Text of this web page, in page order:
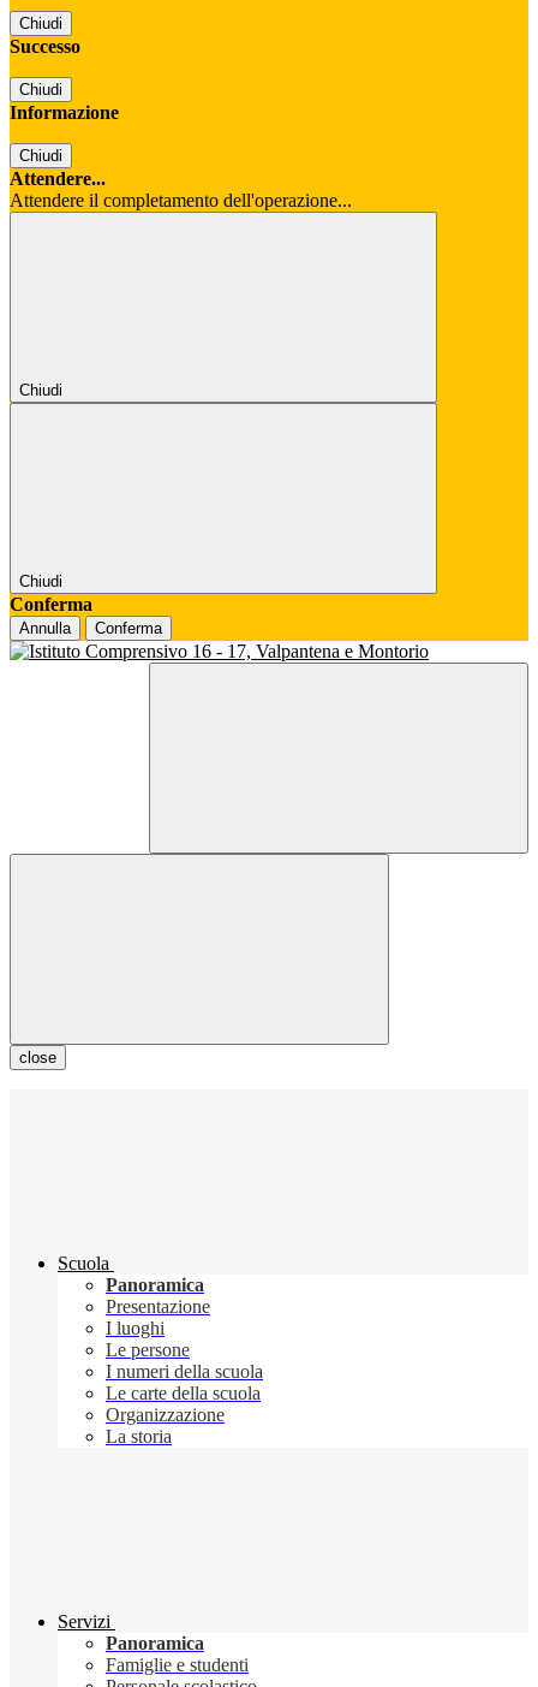
Chiudi
Successo
Chiudi
Informazione
Chiudi
Attendere...
Attendere il completamento dell'operazione...
Chiudi
Chiudi
Conferma
Annulla Conferma
close
Scuola
Panoramica
Presentazione
I luoghi
Le persone
I numeri della scuola
Le carte della scuola
Organizzazione
La storia
Servizi
Panoramica
Famiglie e studenti